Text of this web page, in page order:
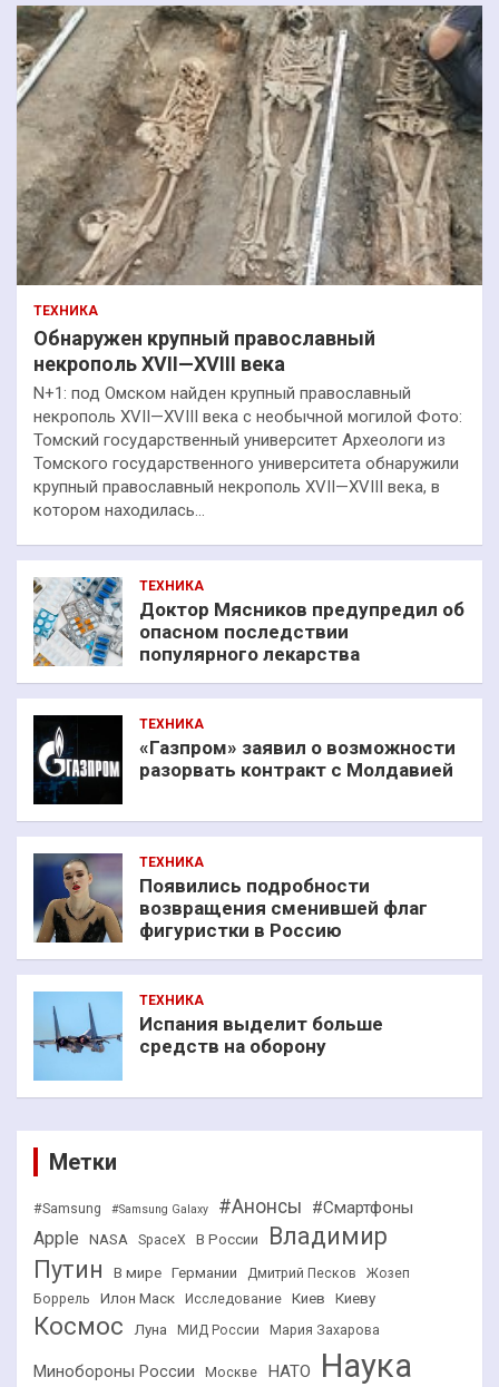
ТЕХНИКА
Обнаружен крупный православный
некрополь XVII—XVIII века
N+1: под Омском найден крупный православный
некрополь XVII—XVIII века с необычной могилой Фото:
Томский государственный университет Археологи из
Томского государственного университета обнаружили
крупный православный некрополь XVII—XVIII века, в
котором находилась…
ТЕХНИКА
Доктор Мясников предупредил об
опасном последствии
популярного лекарства
ТЕХНИКА
«Газпром» заявил о возможности
разорвать контракт с Молдавией
ТЕХНИКА
Появились подробности
возвращения сменившей флаг
фигуристки в Россию
ТЕХНИКА
Испания выделит больше
средств на оборону
Метки
#Samsung #Samsung Galaxy #Анонсы #Смартфоны
Apple NASA SpaceX В России
Владимир
Путин
В мире Германии Дмитрий Песков
Жозеп
Боррель
Илон Маск Исследование Киев Киеву
Космос Луна МИД России Мария Захарова
Минобороны России Москве НАТО Наука